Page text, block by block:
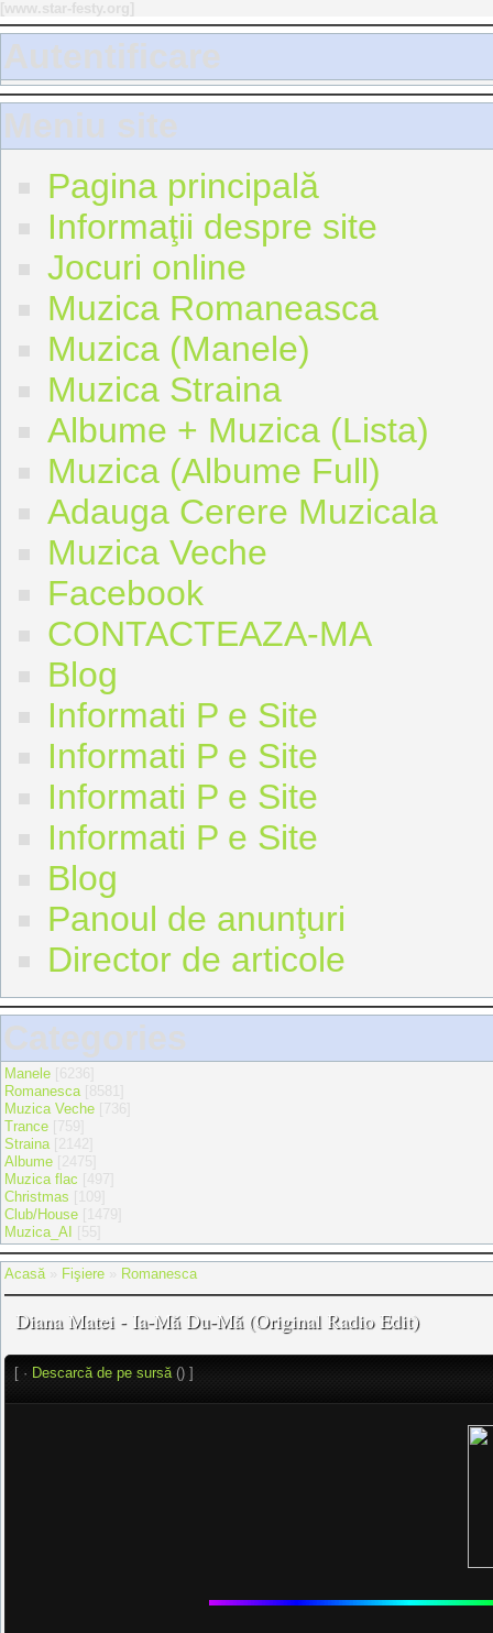
Autentificare
Meniu site
Pagina principală
Informaţii despre site
Jocuri online
Muzica Romaneasca
Muzica (Manele)
Muzica Straina
Albume + Muzica (Lista)
Muzica (Albume Full)
Adauga Cerere Muzicala
Muzica Veche
Facebook
CONTACTEAZA-MA
Blog
Informati P e Site
Informati P e Site
Informati P e Site
Informati P e Site
Blog
Panoul de anunţuri
Director de articole
Categories
Manele
Romanesca
Muzica Veche
Trance
Straina
Albume
Muzica flac
Christmas
Club/House
Muzica_AI
Acasă» Fişiere Romanesca
Diana Matei - Ia-Mă Du-Mă (Original Radio Edit)
[ · Descarcă de pe sursă() ]